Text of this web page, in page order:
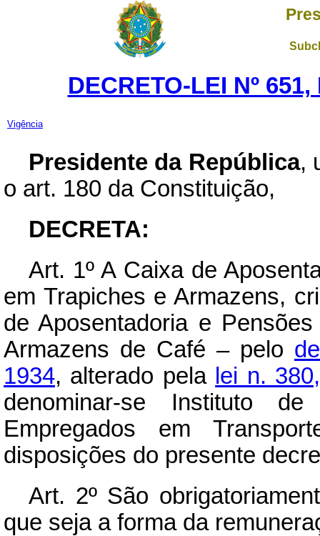
DECRETO-LEI Nº
Vigência
Presidente da República,
o art. 180 da Constituição,
DECRETA:
Art. 1º A Caixa de
em Trapiches e Armazens,
de Aposentadoria e
Armazens de Café – pelo
1934, alterado pela lei n.
denominar-se Instituto
Empregados em
disposições do presente
Art. 2º São
que seja a forma da